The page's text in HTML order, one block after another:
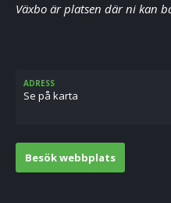
Växbo är platsen där ni kan
ADRESS
Se på karta
Besök webbplats